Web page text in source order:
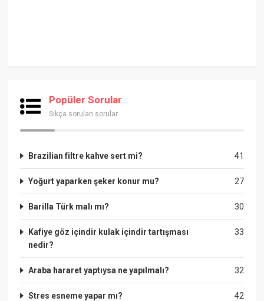
Popüler Sorular
Sıkça sorulan sorular
41
Brazilian filtre kahve sert mi?
27
Yoğurt yaparken şeker konur mu?
30
Barilla Türk malı mı?
33
Kafiye göz içindir kulak içindir tartışması
nedir?
32
Araba hararet yaptıysa ne yapılmalı?
42
Stres esneme yapar mı?